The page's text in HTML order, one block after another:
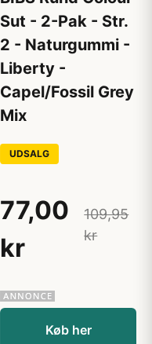
Sut - 2-Pak - Str.
2 - Naturgummi -
Liberty -
Capel/Fossil Grey
Mix
UDSALG
77,00
kr
109,95
kr
Køb her